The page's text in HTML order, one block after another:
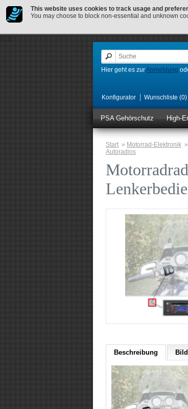
This website uses cookies to track usage and
You may choose to block non-essential and unknown
Hier geht es zurAnmeldung
Konfigurator Wunschliste (0)
PSA Gehörschutz High-
Start » Motorrad-Elektronik »
Autoradios
Beschreibung Bild